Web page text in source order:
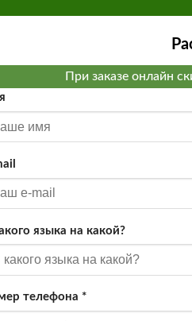
При заказе онлайн
языка на какой?
телефона *